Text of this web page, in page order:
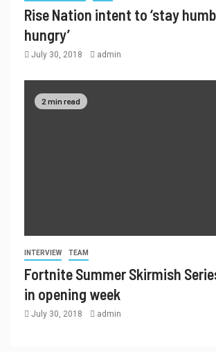
Rise Nation intent to ‘stay
hungry’
July 30, 2018 admin
2 min read
INTERVIEW TEAM
Fortnite Summer Skirmish
in opening week
July 30, 2018 admin